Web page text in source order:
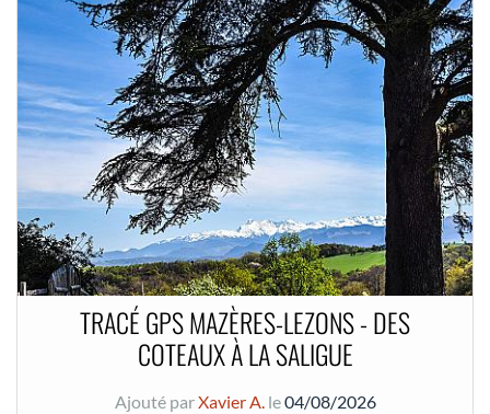
TRACÉ GPS MAZÈRES-LEZONS - DES
COTEAUX À LA SALIGUE
Ajouté parXavier A.le04/08/2026